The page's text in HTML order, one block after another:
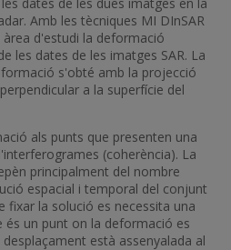
Amb les tècniques MI DInSAR
d'estudi la deformació
les dates de les imatges SAR. La
s'obté amb la projecció
a la superfície del
als punts que presenten una
(coherència). La
principalment del nombre
espacial i temporal del conjunt
fixar la solució es necessita una
és un punt on la deformació es
desplaçament està assenyalada al